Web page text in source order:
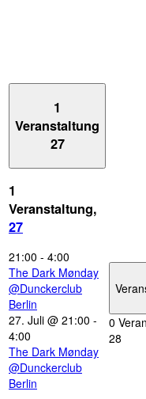
1
Veranstaltung
27
1
Veranstaltung,
27
21:00 - 4:00
The Dark Mønday
@Dunckerclub
Berlin
27. Juli @ 21:00 -
4:00
The Dark Mønday
@Dunckerclub
Berlin
0
28